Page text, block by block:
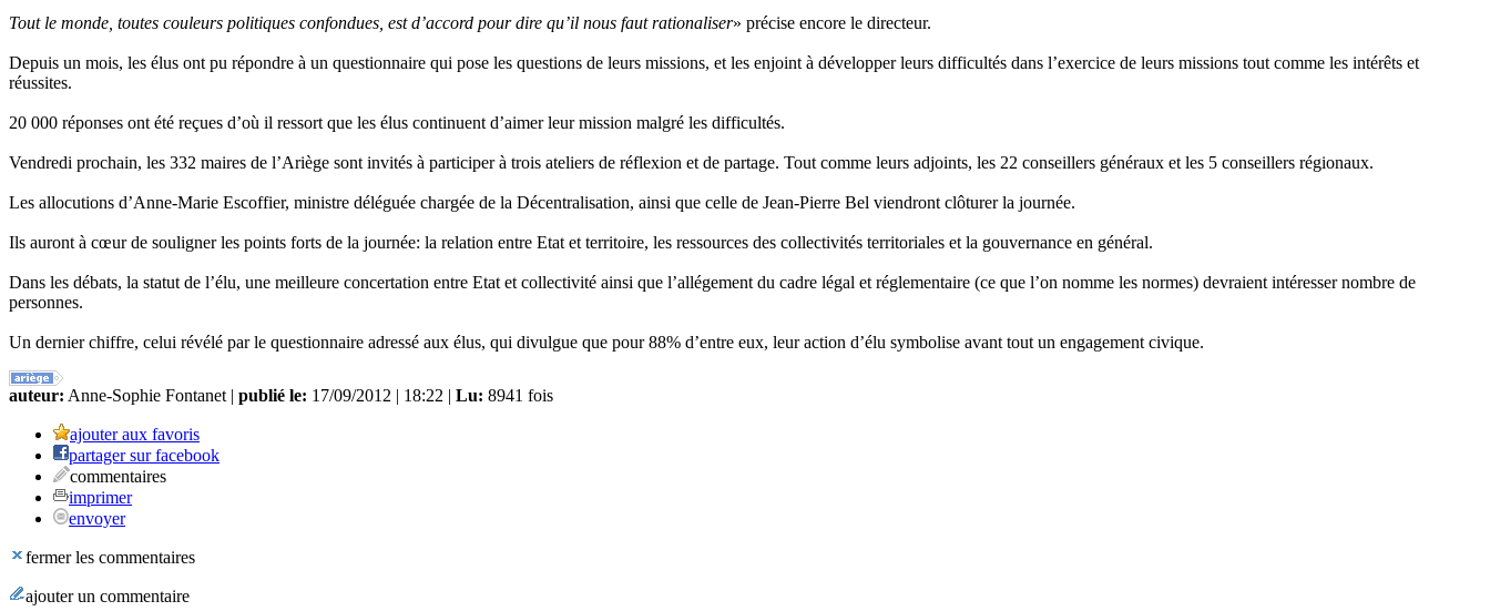
Tout le monde, toutes couleurs politiques confondues, est d’accord pour dire qu’il nous faut rationaliser» précise encore le directeur.
Depuis un mois, les élus ont pu répondre à un questionnaire qui pose les questions de leurs missions, et les enjoint à développer leurs difficultés dans l’exercice de leurs missions tout comme les intérêts et
réussites.
20 000 réponses ont été reçues d’où il ressort que les élus continuent d’aimer leur mission malgré les difficultés.
Vendredi prochain, les 332 maires de l’Ariège sont invités à participer à trois ateliers de réflexion et de partage. Tout comme leurs adjoints, les 22 conseillers généraux et les 5 conseillers régionaux.
Les allocutions d’Anne-Marie Escoffier, ministre déléguée chargée de la Décentralisation, ainsi que celle de Jean-Pierre Bel viendront clôturer la journée.
Ils auront à cœur de souligner les points forts de la journée: la relation entre Etat et territoire, les ressources des collectivités territoriales et la gouvernance en général.
Dans les débats, la statut de l’élu, une meilleure concertation entre Etat et collectivité ainsi que l’allégement du cadre légal et réglementaire (ce que l’on nomme les normes) devraient intéresser nombre de
personnes.
Un dernier chiffre, celui révélé par le questionnaire adressé aux élus, qui divulgue que pour 88% d’entre eux, leur action d’élu symbolise avant tout un engagement civique.
auteur: Anne-Sophie Fontanet | publié le: 17/09/2012 | 18:22 | Lu: 8941 fois
ajouter aux favoris
partager sur facebook
commentaires
imprimer
envoyer
fermer les commentaires
ajouter un commentaire